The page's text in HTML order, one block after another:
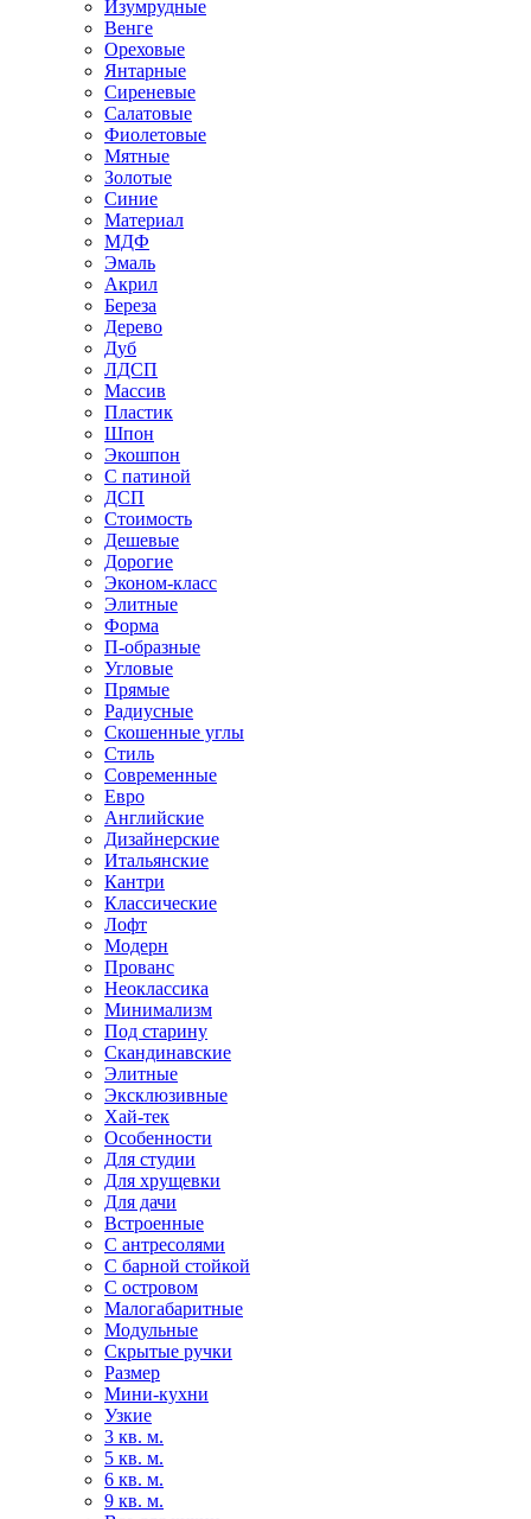
Изумрудные
Венге
Ореховые
Янтарные
Сиреневые
Салатовые
Фиолетовые
Мятные
Золотые
Синие
Материал
МДФ
Эмаль
Акрил
Береза
Дерево
Дуб
ЛДСП
Массив
Пластик
Шпон
Экошпон
С патиной
ДСП
Стоимость
Дешевые
Дорогие
Эконом-класс
Элитные
Форма
П-образные
Угловые
Прямые
Радиусные
Скошенные углы
Стиль
Современные
Евро
Английские
Дизайнерские
Итальянские
Кантри
Классические
Лофт
Модерн
Прованс
Неоклассика
Минимализм
Под старину
Скандинавские
Элитные
Эксклюзивные
Хай-тек
Особенности
Для студии
Для хрущевки
Для дачи
Встроенные
С антресолями
С барной стойкой
С островом
Малогабаритные
Модульные
Скрытые ручки
Размер
Мини-кухни
Узкие
3 кв. м.
5 кв. м.
6 кв. м.
9 кв. м.